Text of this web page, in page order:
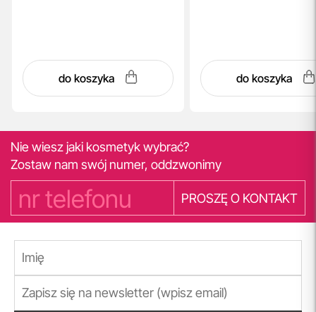
do koszyka do koszyka
Nie wiesz jaki kosmetyk wybrać?
Zostaw nam swój numer, oddzwonimy
PROSZĘ O KONTAKT